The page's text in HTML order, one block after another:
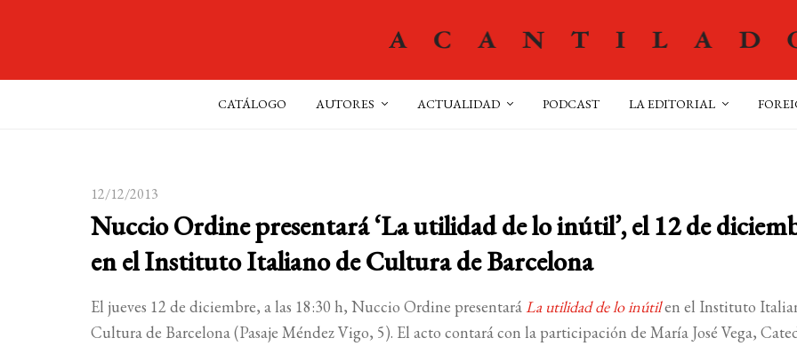
CATÁLOGO AUTORES ACTUALIDAD PODCAST LA EDITORIAL
12/12/2013
Nuccio Ordine presentará ‘La utilidad de lo inútil’, el 12 de
en el Instituto Italiano de Cultura de Barcelona
El jueves 12 de diciembre, a las 18:30 h, Nuccio Ordine presentaráLa utilidad de lo inútilen el Instituto
Cultura de Barcelona (Pasaje Méndez Vigo, 5). El acto contará con la participación de María José Vega,